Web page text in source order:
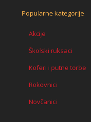
Popularne kategorije
Akcije
Školski ruksaci
Koferi i putne torbe
Rokovnici
Novčanici